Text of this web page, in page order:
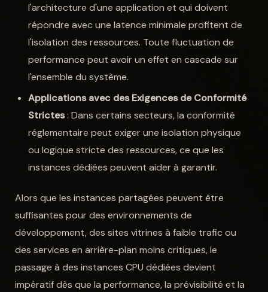
l'architecture d'une application et qui doivent
répondre avec une latence minimale profitent de
l'isolation des ressources. Toute fluctuation de
performance peut avoir un effet en cascade sur
l'ensemble du système.
Applications avec des Exigences de Conformité
Strictes: Dans certains secteurs, la conformité
réglementaire peut exiger une isolation physique
ou logique stricte des ressources, ce que les
instances dédiées peuvent aider à garantir.
Alors que les instances partagées peuvent être
suffisantes pour des environnements de
développement, des sites vitrines à faible trafic ou
des services en arrière-plan moins critiques, le
passage à des instances CPU dédiées devient
impératif dès que la performance, la prévisibilité et la